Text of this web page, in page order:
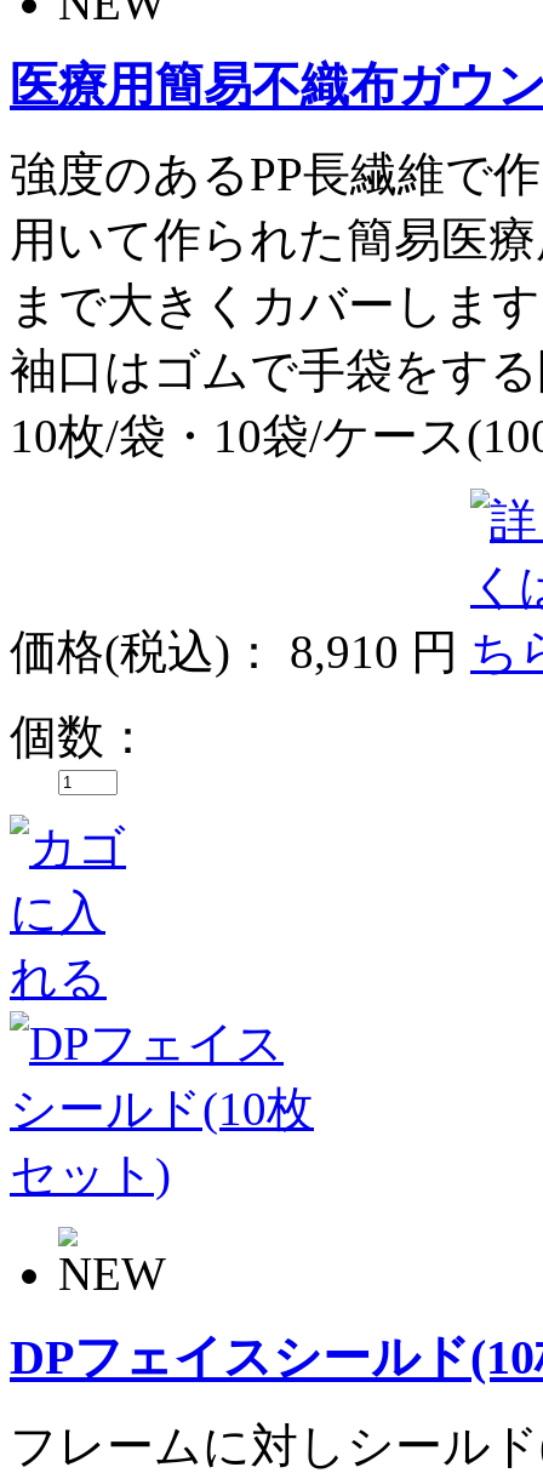
医療用簡易不織布ガウ
強度のあるPP長繊維で
用いて作られた簡易医
まで大きくカバーしま
袖口はゴムで手袋をす
10枚/袋・10袋/ケース
価格(税込) ： 8,910 円
個数：
DPフェイスシールド
フレームに対しシール